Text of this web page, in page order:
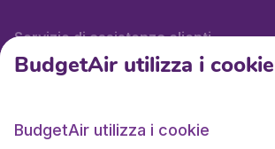
Servizio di assistenza clienti
BudgetAir utilizza i cookie
BudgetAir utilizza i cookie